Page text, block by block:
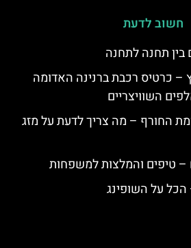
חשוב לדעת
בין תחנה לתחנה
– כרטיס רכבת ברנינה האדומה
השוויצריים
החורף – מה צריך לדעת על מזג
– טיפים והמלצות למשפחות
הכל על השופינג